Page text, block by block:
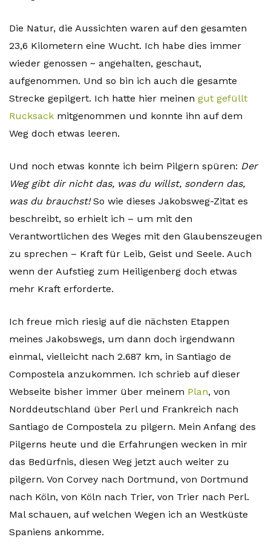
Die Natur, die Aussichten waren auf den gesamten
23,6 Kilometern eine Wucht. Ich habe dies immer
wieder genossen ~ angehalten, geschaut,
aufgenommen. Und so bin ich auch die gesamte
Strecke gepilgert. Ich hatte hier meinen gut gefüllt
Rucksack mitgenommen und konnte ihn auf dem
Weg doch etwas leeren.
Und noch etwas konnte ich beim Pilgern spüren: Der
Weg gibt dir nicht das, was du willst, sondern das,
was du brauchst!So wie dieses Jakobsweg-Zitat es
beschreibt, so erhielt ich – um mit den
Verantwortlichen des Weges mit den Glaubenszeugen
zu sprechen – Kraft für Leib, Geist und Seele. Auch
wenn der Aufstieg zum Heiligenberg doch etwas
mehr Kraft erforderte.
Ich freue mich riesig auf die nächsten Etappen
meines Jakobswegs, um dann doch irgendwann
einmal, vielleicht nach 2.687 km, in Santiago de
Compostela anzukommen. Ich schrieb auf dieser
Webseite bisher immer über meinem Plan, von
Norddeutschland über Perl und Frankreich nach
Santiago de Compostela zu pilgern. Mein Anfang des
Pilgerns heute und die Erfahrungen wecken in mir
das Bedürfnis, diesen Weg jetzt auch weiter zu
pilgern. Von Corvey nach Dortmund, von Dortmund
nach Köln, von Köln nach Trier, von Trier nach Perl.
Mal schauen, auf welchen Wegen ich an Westküste
Spaniens ankomme.